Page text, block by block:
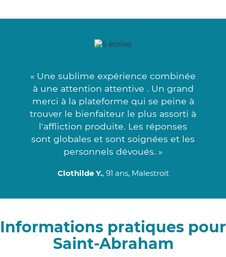
« Une sublime expérience combinée
à une attention attentive . Un grand
merci à la plateforme qui se peine à
trouver le bienfaiteur le plus assorti à
l'affliction produite. Les réponses
sont globales et sont soignées et les
personnels dévoués. »
Clothilde Y., 91 ans, Malestroit
Informations pratiques pour
Saint-Abraham